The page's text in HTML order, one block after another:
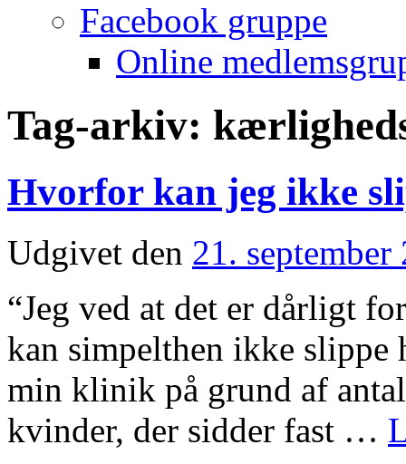
Facebook gruppe
Online
Tag-arkiv:
Hvorfor kan jeg ikke
Udgivet den 21. september
“Jeg ved at det er dårligt
kan simpelthen ikke
min klinik på grund af
kvinder, der sidder fast …